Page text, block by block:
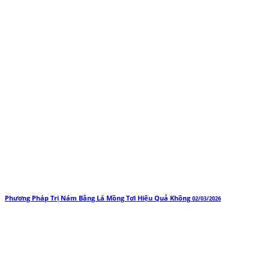
Phương Pháp Trị Nám Bằng Lá Mồng Tơi Hiệu Quả Không 02/03/2026